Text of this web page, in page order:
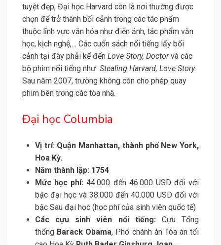
tuyệt đẹp, Đại học Harvard còn là nơi thường được
chọn để trở thành bối cảnh trong các tác phẩm
thuộc lĩnh vực văn hóa như điện ảnh, tác phẩm văn
học, kịch nghệ,… Các cuốn sách nổi tiếng lấy bối
cảnh tại đây phải kể đến Love Story, Doctorvà các
bộ phim nổi tiếng như Stealing Harvard, Love Story.
Sau năm 2007, trường không còn cho phép quay
phim bên trong các tòa nhà.
Đại học Columbia
Vị trí: Quận Manhattan, thành phố New York,
Hoa Kỳ.
Năm thành lập: 1754
Mức học phí:44.000 đến 46.000 USD đối với
bậc đại học và 38.000 đến 40.000 USD đối với
bậc Sau đại học (học phí của sinh viên quốc tế)
Các cựu sinh viên nổi tiếng: Cựu Tổng
thống Barack Obama, Phó chánh án Tòa án tối